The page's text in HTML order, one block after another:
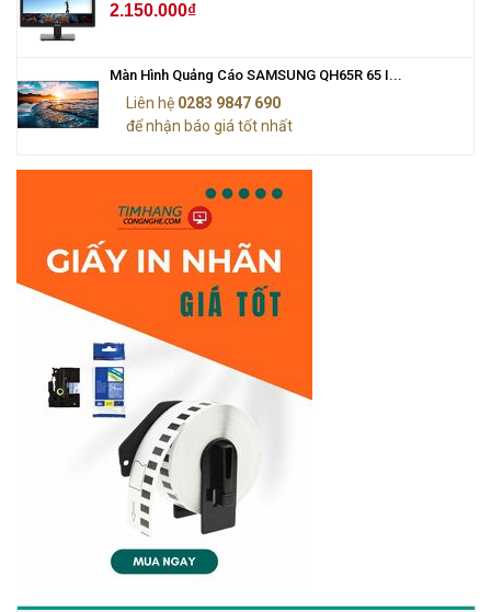
2.150.000₫
Màn Hình Quảng Cáo SAMSUNG QH65R 65 I...
Liên hệ 0283 9847 690
để nhận báo giá tốt nhất